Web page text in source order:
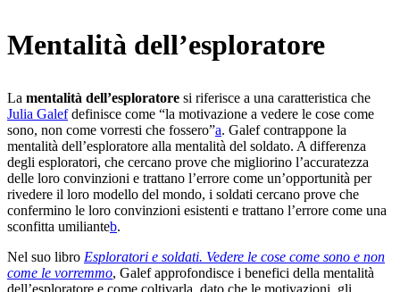
Mentalità dell’esploratore
La mentalità dell’esploratore si riferisce a una caratteristica che
Julia Galefdefinisce come “la motivazione a vedere le cose come
sono, non come vorresti che fossero”⁠a. Galef contrappone la
mentalità dell’esploratore alla mentalità del soldato. A differenza
degli esploratori, che cercano prove che migliorino l’accuratezza
delle loro convinzioni e trattano l’errore come un’opportunità per
rivedere il loro modello del mondo, i soldati cercano prove che
confermino le loro convinzioni esistenti e trattano l’errore come una
sconfitta umiliante⁠b.
Nel suo libro Esploratori e soldati. Vedere le cose come sono e non
come le vorremmo, Galef approfondisce i benefici della mentalità
dell’esploratore e come coltivarla, dato che le motivazioni, gli